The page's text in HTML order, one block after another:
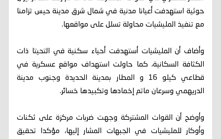
حوثية استهدفت أعيانا مدنية في شمال شرق مدينة حيس تزامنا
مع تنفيذ المليشيات محاولة تسلل على مواقعها.
وأضاف أن المليشيات أستهدفت أحياء سكنية في التحيتا ذات
الكثافة السكانية، كما حاولت استهداف مواقع عسكرية في
قطاعي كيلو 16 و المطار بمدينة الحديدة وجنوب مدينة
الدريهمي وسرعان ماتم إخمادها وتكبيدها خسائر.
وأوضح أن القوات المشتركة وجهت ضربات مركزة على ثكنات
وأوكار للمليشيات في الجبهات المشار إليها، مؤكدا تحقيق